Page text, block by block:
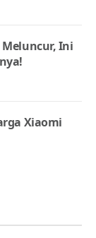
Meluncur, Ini
Xiaomi